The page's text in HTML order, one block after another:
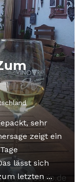
sehr
zeigt ein
lässt sich
letzten ...